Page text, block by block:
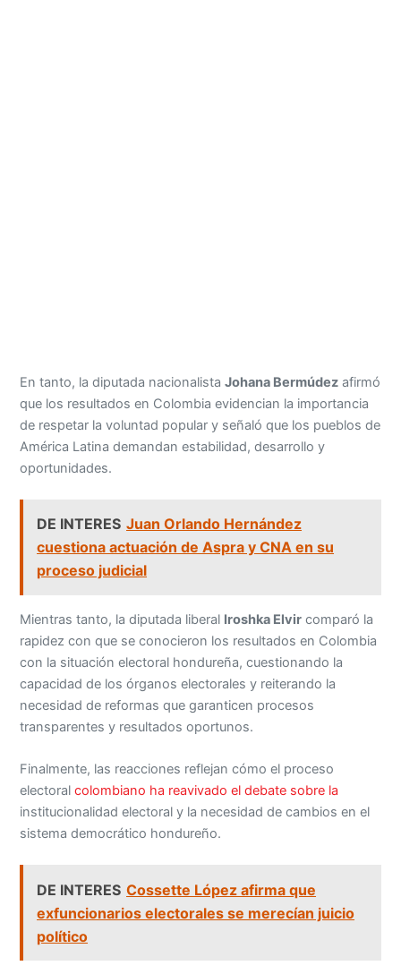
En tanto, la diputada nacionalistaJohana Bermúdez afirmó
que los resultados en Colombia evidencian la importancia
de respetar la voluntad popular y señaló que los pueblos de
América Latina demandan estabilidad, desarrollo y
oportunidades.
DE INTERES Juan Orlando Hernández
cuestiona actuación de Aspra y CNA en su
proceso judicial
Mientras tanto, la diputada liberal Iroshka Elvir comparó la
rapidez con que se conocieron los resultados en Colombia
con la situación electoral hondureña, cuestionando la
capacidad de los órganos electorales y reiterando la
necesidad de reformas que garanticen procesos
transparentes y resultados oportunos.
Finalmente, las reacciones reflejan cómo el proceso
electoralcolombiano ha reavivado el debate sobre la
institucionalidad electoral y la necesidad de cambios en el
sistema democrático hondureño.
DE INTERES Cossette López afirma que
exfuncionarios electorales se merecían juicio
político